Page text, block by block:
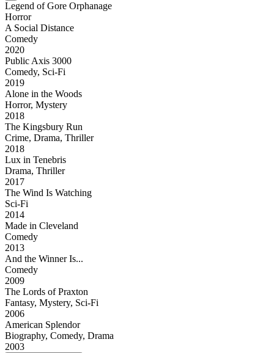
Legend of Gore Orphanage
Horror
A Social Distance
Comedy
2020
Public Axis 3000
Comedy, Sci-Fi
2019
Alone in the Woods
Horror, Mystery
2018
The Kingsbury Run
Crime, Drama, Thriller
2018
Lux in Tenebris
Drama, Thriller
2017
The Wind Is Watching
Sci-Fi
2014
Made in Cleveland
Comedy
2013
And the Winner Is...
Comedy
2009
The Lords of Praxton
Fantasy, Mystery, Sci-Fi
2006
American Splendor
Biography, Comedy, Drama
2003